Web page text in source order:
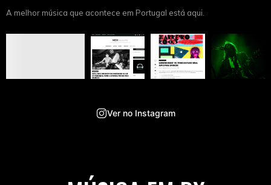
A melhor música que acontece em Portugal está aqui.
Ver no Instagram